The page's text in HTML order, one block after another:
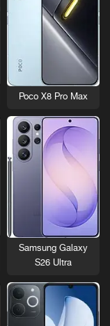
Poco X8 Pro Max
Samsung Galaxy
S26 Ultra